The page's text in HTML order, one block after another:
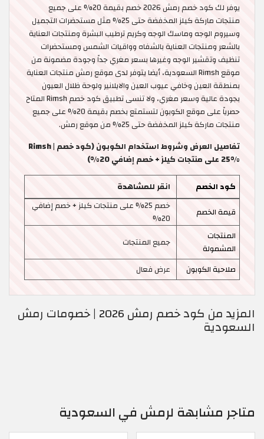
يوفر لك كود خصم رمش 2026 خصم بقيمة 20% على جميع
منتجات ماركة كيلز المخفضة حتى 25% مثل مستحضرات التجميل
وسيروم الوجه وماسك الوجه وكريم ترطيب البشرة ومنتجات العناية
بالشعر ومنتجات العناية بالشفاه وواقيات الشمس ومستحضرات
تنظيف وتقشير الوجه وغيرها بسعر مغري جداً وجودة مضمونة من
موقع Rimsh السعودية، أيضا يتوفر لدى موقع رمش منتجات العناية
بمنطقة العين وخافي عيوب العين والايلانير ولوحة ظلال العيون
بجودة عالية وسعر مغري، ولا تنسى تطبيق كود خصم Rimsh المتاح
حصرياً على موقع الكوبون لتستمتع بخصم بقيمة 20% على جميع
منتجات ماركة كيلز المخفضة حتى 25% من موقع رمش.
تفاصيل العرض وشروط استخدام الكوبون (كود خصم Rimsh |
25% على منتجات كيلز + خصم إضافي 20%)
كود الخصم
انقر للمشاهدة
قيمة الخصم
خصم 25% على منتجات كيلز + خصم إضافي
20%
المنتجات
المشمولة
جميع المنتجات
صلاحية الكوبون
عرض فعال
المزيد من كود خصم رمش 2026 | خصومات رمش
السعودية
متاجر مشابهة لرمش في السعودية